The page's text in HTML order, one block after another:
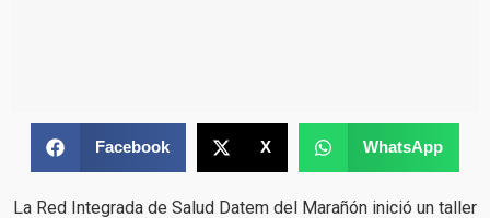
Facebook X WhatsApp
La Red Integrada de Salud Datem del Marañón inició un taller